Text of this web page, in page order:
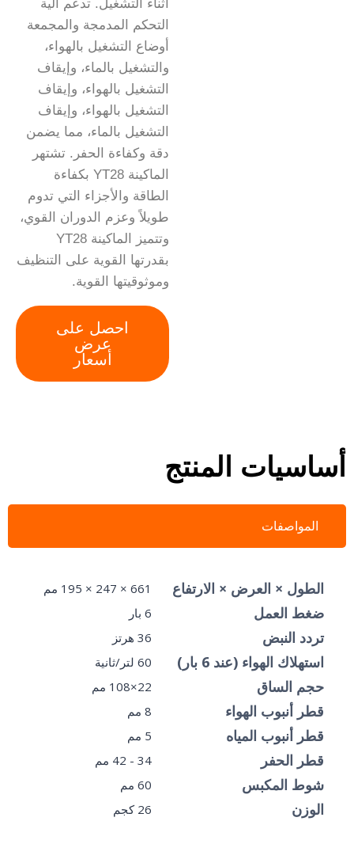
أثناء التشغيل. تدعم آلية
التحكم المدمجة والمجمعة
أوضاع التشغيل بالهواء،
والتشغيل بالماء، وإيقاف
التشغيل بالهواء، وإيقاف
التشغيل بالهواء، وإيقاف
التشغيل بالماء، مما يضمن
دقة وكفاءة الحفر. تشتهر
الماكينة YT28 بكفاءة
الطاقة والأجزاء التي تدوم
طويلاً وعزم الدوران القوي،
وتتميز الماكينة YT28
بقدرتها القوية على التنظيف
وموثوقيتها القوية.
احصل على
عرض
أسعار
أساسيات المنتج
المواصفات
الطول × العرض × الارتفاع 661 × 247 × 195 مم
ضغط العمل 6 بار
تردد النبض 36 هرتز
استهلاك الهواء (عند 6 بار) 60 لتر/ثانية
حجم الساق 22×108 مم
قطر أنبوب الهواء 8 مم
قطر أنبوب المياه 5 مم
قطر الحفر 34 - 42 مم
شوط المكبس 60 مم
الوزن 26 كجم